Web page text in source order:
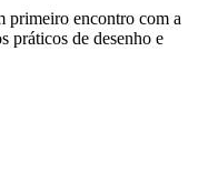
encontro com a
práticos de desenho e